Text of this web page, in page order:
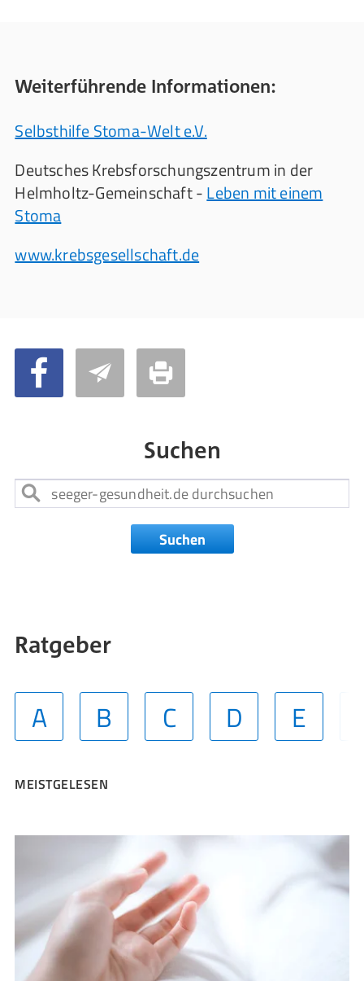
Weiterführende Informationen:
Selbsthilfe Stoma-Welt e.V.
Deutsches Krebsforschungszentrum in der
Helmholtz-Gemeinschaft -Leben mit einem
Stoma
www.krebsgesellschaft.de
Suchen
Suchen
Ratgeber
A B C D E
MEISTGELESEN